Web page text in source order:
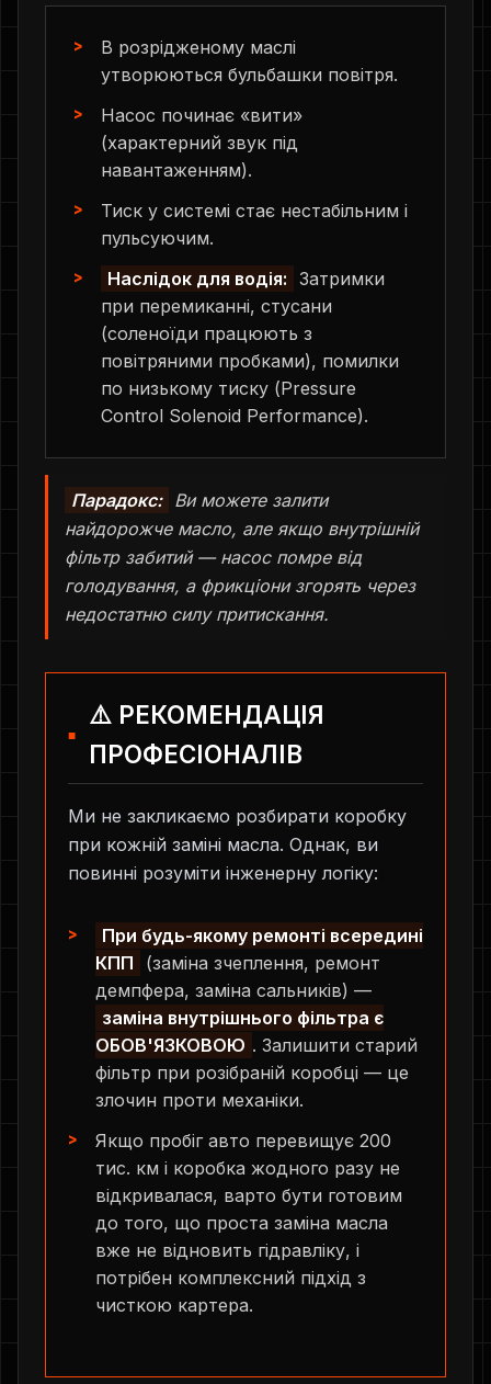
В розрідженому маслі
утворюються бульбашки повітря.
Насос починає «вити»
(характерний звук під
навантаженням).
Тиск у системі стає нестабільним і
пульсуючим.
Наслідок для водія: Затримки
при перемиканні, стусани
(соленоїди працюють з
повітряними пробками), помилки
по низькому тиску (Pressure
Control Solenoid Performance).
Парадокс: Ви можете залити
найдорожче масло, але якщо внутрішній
фільтр забитий — насос помре від
голодування, а фрикціони згорять через
недостатню силу притискання.
⚠️ РЕКОМЕНДАЦІЯ
ПРОФЕСІОНАЛІВ
Ми не закликаємо розбирати коробку
при кожній заміні масла. Однак, ви
повинні розуміти інженерну логіку:
При будь-якому ремонті всередині
КПП
(заміна зчеплення, ремонт
демпфера, заміна сальників) —
заміна внутрішнього фільтра є
ОБОВ'ЯЗКОВОЮ . Залишити старий
фільтр при розібраній коробці — це
злочин проти механіки.
Якщо пробіг авто перевищує 200
тис. км і коробка жодного разу не
відкривалася, варто бути готовим
до того, що проста заміна масла
вже не відновить гідравліку, і
потрібен комплексний підхід з
чисткою картера.